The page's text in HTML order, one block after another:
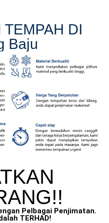
DI
Baju
Pelbagai Penjimatan.
TERHAD!